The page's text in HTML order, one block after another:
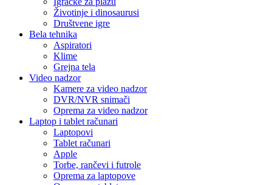
Životinje i dinosaurusi
Društvene igre
Bela tehnika
Aspiratori
Klime
Grejna tela
Video nadzor
Kamere za video nadzor
DVR/NVR snimači
Oprema za video nadzor
Laptop i tablet računari
Laptopovi
Tablet računari
Apple
Torbe, rančevi i futrole
Oprema za laptopove